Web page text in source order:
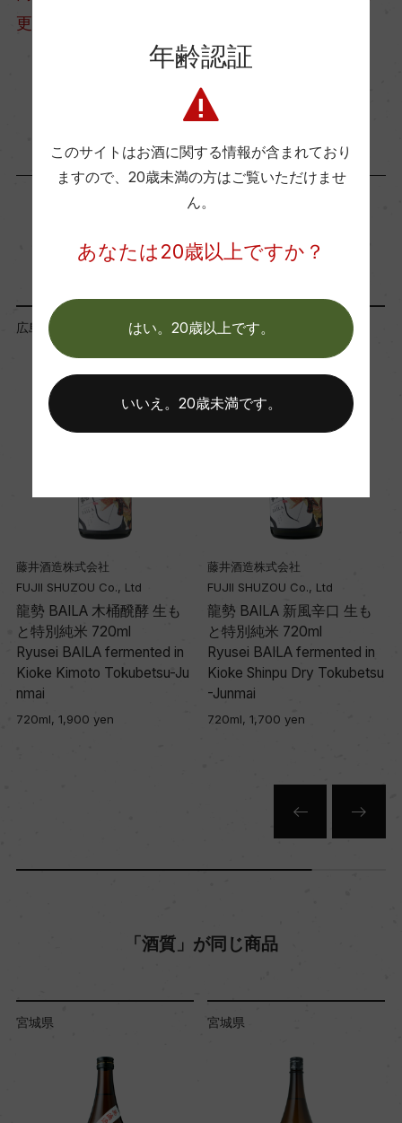
酸度
蔵付き酵母(P29)
更となる場合がございます。
商品に関するお問い合わせはこちら
「蔵元」が同じ商品
広島県
藤井酒造株式会社
FUJII SHUZOU Co., Ltd
龍勢 BAILA 木桶醗酵 生も
と特別純米 720ml
Ryusei BAILA fermented in
Kioke Kimoto Tokubetsu-Ju
nmai
720ml, 1,900 yen
広島県
藤井酒造株式会社
FUJII SHUZOU Co., Ltd
龍勢 BAILA 新風辛口 生も
と特別純米 720ml
Ryusei BAILA fermented in
Kioke Shinpu Dry Tokubetsu
-Junmai
720ml, 1,700 yen
「酒質」が同じ商品
宮城県 宮城県
年齢認証
このサイトはお酒に関する情報が含まれており
ますので、 20歳未満の方はご覧いただけませ
ん。
あなたは20歳以上ですか？
はい。20歳以上です。
いいえ。20歳未満です。